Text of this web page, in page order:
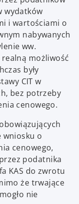
wydatków
i wartościami o
nabywanych
ww.
możliwość
były
CIT w
bez potrzeby
cenowego.
wniosku o
cenowego,
podatnika
KAS do zwrotu
że trwające
nie